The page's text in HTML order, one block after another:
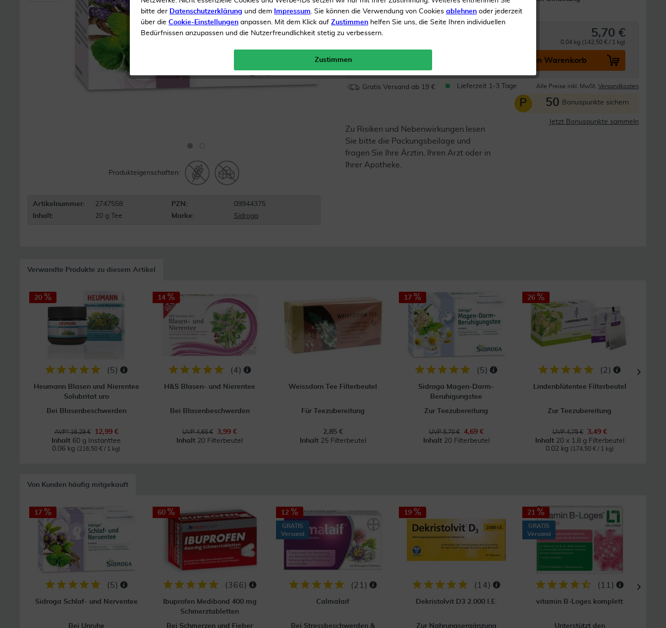
Arzneimittel
Produkteigenschaften:
Artikelnummer: 2747558 PZN:
09944375
Inhalt:
20 g Tee Marke: Sidroga
Inhalt20 g Tee 5,70 €
0.04 kg (142,50 € / 1 kg)
In den Warenkorb
Gratis Versand ab 19 € Lieferzeit 1-3 Tage Alle Preise inkl. MwSt. Versandkosten
P 50 Bonuspunkte sichern
Jetzt Bonuspunkte sammeln
Zu Risiken und Nebenwirkungen lesen
Sie bitte die Packungsbeilage und
fragen Sie Ihre Ärztin, Ihren Arzt oder in
Ihrer Apotheke.
Verwandte Produkte zu diesem Artikel
20
(5)
Heumann Blasen und Nierentee
Solubritat uro
Bei Blasenbeschwerden
AVP* 16,29 €
12,99 €
Inhalt 60 g Instanttee
0.06 kg (216,50 € / 1 kg)
14
(4)
H&S Blasen- und Nierentee
Bei Blasenbeschwerden
UVP 4,65 €
3,99 €
Inhalt 20 Filterbeutel
Weissdorn Tee Filterbeutel
Für Teezubereitung
2,85 €
Inhalt 25 Filterbeutel
17
(5)
Sidroga Magen-Darm-
Beruhigungstee
Zur Teezubereitung
UVP 5,70 €
4,69 €
Inhalt 20 Filterbeutel
26
(2 )
Lindenblütentee Filterbeutel
Zur Teezubereitung
UVP 4,75 €
3,49 €
Inhalt 20 x 1.8 g Filterbeutel
0.02 kg (174,50 € / 1 kg)
Von Kunden häufig mitgekauft
17
(5)
Sidroga Schlaf- und Nerventee
Bei Unruhe
60
(366)
Ibuprofen Medibond 400 mg
Schmerztabletten
Bei Schmerzen und Fieber
12
GRATIS
Versand
(21 )
Calmalaif
Bei Stressbeschwerden &
19
( 14)
Dekristolvit D3 2.000 I.E.
Zur Nahrungsergänzung
21
GRATIS
Versand
( 11 )
vitamin B-Loges komplett
Unterstützt den
bitte der Datenschutzerklärung und dem Impressum. Sie können die Verwendung von Cookies ablehnen oder jederzeit
über die Cookie-Einstellungen anpassen. Mit dem Klick auf Zustimmen helfen Sie uns, die Seite Ihren individuellen
Bedürfnissen anzupassen und die Nutzerfreundlichkeit stetig zu verbessern.
Zustimmen